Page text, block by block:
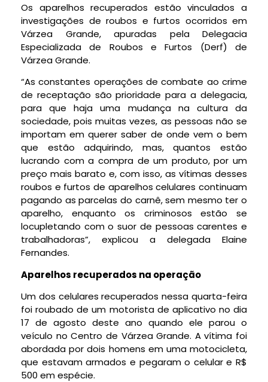
Os aparelhos recuperados estão vinculados a
investigações de roubos e furtos ocorridos em
Várzea Grande, apuradas pela Delegacia
Especializada de Roubos e Furtos (Derf) de
Várzea Grande.
“As constantes operações de combate ao crime
de receptação são prioridade para a delegacia,
para que haja uma mudança na cultura da
sociedade, pois muitas vezes, as pessoas não se
importam em querer saber de onde vem o bem
que estão adquirindo, mas, quantos estão
lucrando com a compra de um produto, por um
preço mais barato e, com isso, as vítimas desses
roubos e furtos de aparelhos celulares continuam
pagando as parcelas do carnê, sem mesmo ter o
aparelho, enquanto os criminosos estão se
locupletando com o suor de pessoas carentes e
trabalhadoras”, explicou a delegada Elaine
Fernandes.
Aparelhos recuperados na operação
Um dos celulares recuperados nessa quarta-feira
foi roubado de um motorista de aplicativo no dia
17 de agosto deste ano quando ele parou o
veículo no Centro de Várzea Grande. A vítima foi
abordada por dois homens em uma motocicleta,
que estavam armados e pegaram o celular e R$
500 em espécie.